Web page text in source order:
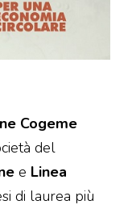
Cogeme
del
e Linea
di laurea più